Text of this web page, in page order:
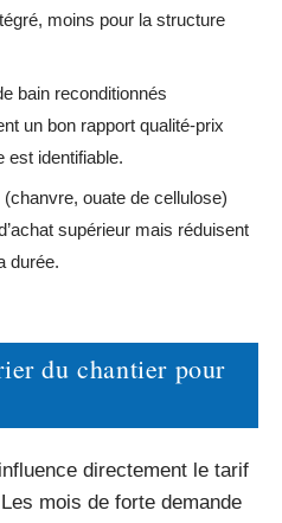
moins pour la structure
bain reconditionnés
un bon rapport qualité-prix
est identifiable.
ouate de cellulose)
supérieur mais réduisent
durée.
du chantier pour
directement le tarif
mois de forte demande